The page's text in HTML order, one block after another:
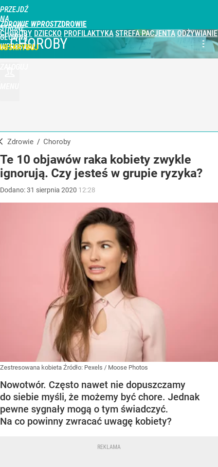
PRZEJDŹ
NA
STRONĘ
GŁÓWNĄ
WPROST.PL
ZDROWIE WPROST
CHOROBY DZIECKO PROFILAKTYKA STREFA PACJENTA ODŻYWIANIE
CHOROBY
Zdrowie / Choroby
Te 10 objawów raka kobiety zwykle
ignorują. Czy jesteś w grupie ryzyka?
Dodano:31 sierpnia 2020 12:28
Zestresowana kobieta Źródło: Pexels / Moose Photos
Nowotwór. Często nawet nie dopuszczamy
do siebie myśli, że możemy być chore. Jednak
pewne sygnały mogą o tym świadczyć.
Na co powinny zwracać uwagę kobiety?